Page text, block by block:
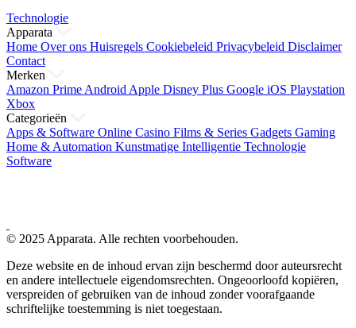
Technologie
Apparata
Home Over ons Huisregels Cookiebeleid Privacybeleid Disclaimer
Contact
Merken
Amazon Prime Android Apple Disney Plus Google iOS Playstation
Xbox
Categorieën
Apps & Software Online Casino Films & Series Gadgets Gaming
Home & Automation Kunstmatige Intelligentie Technologie
Software
© 2025 Apparata. Alle rechten voorbehouden.
Deze website en de inhoud ervan zijn beschermd door auteursrecht
en andere intellectuele eigendomsrechten. Ongeoorloofd kopiëren,
verspreiden of gebruiken van de inhoud zonder voorafgaande
schriftelijke toestemming is niet toegestaan.